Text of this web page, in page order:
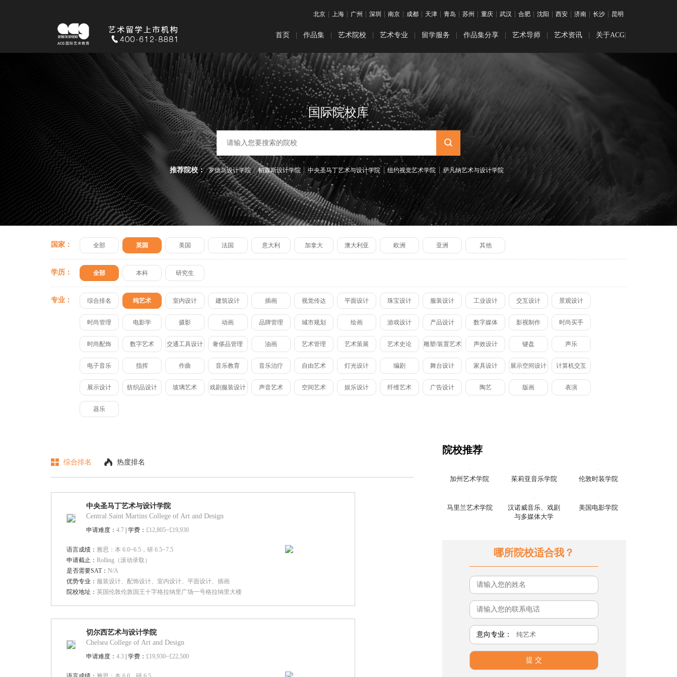
北京 上海 广州 深圳 南京 成都 天津 青岛 苏州 重庆 武汉 合肥 沈阳 西安 济南 长沙 昆明
首页 作品集
铸藤计划
课程体系
名校直通车
作品集培训
艺术留学申请
艺术院校
最新：本科院校排名
最新：研究生院校排名
皇家艺术学院
伦敦艺术大学
帕森斯设计学院
普瑞特艺术学院
爱丁堡艺术学院
加州艺术学院
伯明翰城市大学
谢菲尔德大学
纽约视觉艺术学院
芝加哥艺术学院
纽约时装学院
艺术专业
热门：纯艺&插画
热门：建筑空间 热门：视觉传达
热门：工业设计 热门：交互设计
热门：数字媒体 热门：动画专业
热门：音乐专业
留学服务
英国艺术留学
美国艺术留学
日本艺术留学
韩国艺术留学
澳大利亚艺术留学
加拿大艺术留学
艺术留学文书
背景提升
大师培养计划
作品集分享 艺术导师 艺术资讯 关于ACG
国际院校库
推荐院校： 罗德岛设计学院 帕森斯设计学院 中央圣马丁艺术与设计学院 纽约视觉艺术学院 萨凡纳艺术与设计学院
国家： 全部 英国 美国 法国 意大利 加拿大 澳大利亚 欧洲 亚洲 其他
学历： 全部 本科 研究生
专业： 综合排名 纯艺术 室内设计 建筑设计 插画 视觉传达 平面设计 珠宝设计 服装设计 工业设计 交互设计 景观设计
时尚管理 电影学 摄影 动画 品牌管理 城市规划 绘画 游戏设计 产品设计 数字媒体 影视制作 时尚买手
时尚配饰 数字艺术 交通工具设计 奢侈品管理 油画 艺术管理 艺术策展 艺术史论 雕塑/装置艺术 声效设计 键盘 声乐
电子音乐 指挥 作曲 音乐教育 音乐治疗 自由艺术 灯光设计 编剧 舞台设计 家具设计 展示空间设计 计算机交互
展示设计 纺织品设计 玻璃艺术 戏剧服装设计 声音艺术 空间艺术 娱乐设计 纤维艺术 广告设计 陶艺 版画 表演
器乐
综合排名 热度排名
中央圣马丁艺术与设计学院
Central Saint Martins College of Art and Design
申请难度：4.7 | 学费：£12,805~£19,930
语言成绩： 雅思：本 6.0~6.5，研 6.5~7.5
申请截止：Rolling（滚动录取）
是否需要SAT：N/A
优势专业： 服装设计、配饰设计、室内设计、平面设计、插画
院校地址：英国伦敦伦敦国王十字格拉纳里广场一号格拉纳里大楼
切尔西艺术与设计学院
Chelsea College of Art and Design
申请难度：4.3 | 学费：£19,930~£22,500
院校推荐
加州艺术学院 茱莉亚音乐学院 伦敦时装学院
马里兰艺术学院
汉诺威音乐、戏剧
与多媒体大学
美国电影学院
哪所院校适合我？
意向专业：